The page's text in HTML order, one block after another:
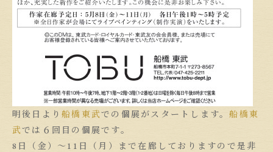
明後日より船橋 東武での個展がスタートします。船橋 東
武では６回目の個展です。
8日（金）〜11日（月）まで在廊しておりますので是非